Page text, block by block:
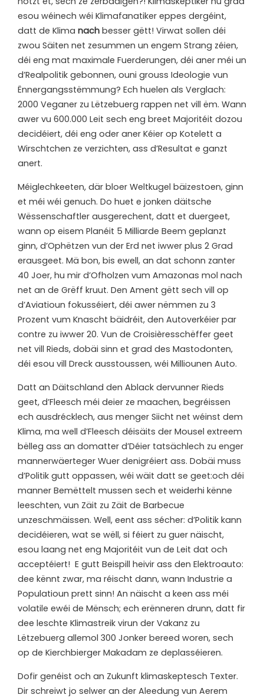
esou wéinech wéi Klimafanatiker eppes dergéint,
datt de Klima nach besser gëtt! Virwat sollen déi
zwou Säiten net zesummen un engem Strang zéien,
déi eng mat maximale Fuerderungen, déi aner méi un
d’Realpolitik gebonnen, ouni grouss Ideologie vun
Ënnergangsstëmmung? Ech huelen als Verglach:
2000 Veganer zu Lëtzebuerg rappen net vill ëm. Wann
awer vu 600.000 Leit sech eng breet Majoritéit dozou
decidéiert, déi eng oder aner Kéier op Kotelett a
Wirschtchen ze verzichten, ass d’Resultat e ganzt
anert.
Méiglechkeeten, där bloer Weltkugel bäizestoen, ginn
et méi wéi genuch. Do huet e jonken däitsche
Wëssenschaftler ausgerechent, datt et duergeet,
wann op eisem Planéit 5 Milliarde Beem geplanzt
ginn, d’Ophëtzen vun der Erd net iwwer plus 2 Grad
erausgeet. Mä bon, bis ewell, an dat schonn zanter
40 Joer, hu mir d’Ofholzen vum Amazonas mol nach
net an de Grëff kruut. Den Ament gëtt sech vill op
d’Aviatioun fokusséiert, déi awer nëmmen zu 3
Prozent vum Knascht bäidréit, den Autoverkéier par
contre zu iwwer 20. Vun de Croisièresschëffer geet
net vill Rieds, dobäi sinn et grad des Mastodonten,
déi esou vill Dreck ausstoussen, wéi Milliounen Auto.
Datt an Däitschland den Ablack dervunner Rieds
geet, d’Fleesch méi deier ze maachen, begréissen
ech ausdrécklech, aus menger Siicht net wéinst dem
Klima, ma well d’Fleesch déisäits der Mousel extreem
bëlleg ass an domatter d’Déier tatsächlech zu enger
mannerwäerteger Wuer denigréiert ass. Dobäi muss
d’Politik gutt oppassen, wéi wäit datt se geet:och déi
manner Bemëttelt mussen sech et weiderhi kënne
leeschten, vun Zäit zu Zäit de Barbecue
unzeschmäissen. Well, eent ass sécher: d’Politik kann
decidéieren, wat se wëll, si féiert zu guer näischt,
esou laang net eng Majoritéit vun de Leit dat och
acceptéiert! E gutt Beispill heivir ass den Elektroauto:
dee kënnt zwar, ma réischt dann, wann Industrie a
Populatioun prett sinn! An näischt a keen ass méi
volatile ewéi de Mënsch; ech erënneren drunn, datt fir
dee leschte Klimastreik virun der Vakanz zu
Lëtzebuerg allemol 300 Jonker bereed woren, sech
op de Kierchbierger Makadam ze deplasséieren.
Dofir genéist och an Zukunft klimaskeptesch Texter.
Dir schreiwt jo selwer an der Aleedung vun Aerem